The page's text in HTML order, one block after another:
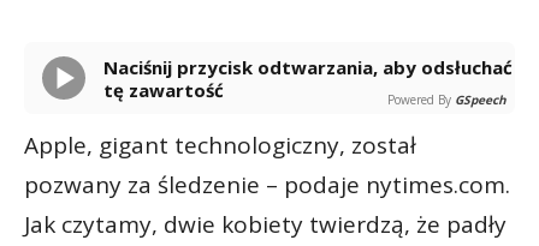
Naciśnij przycisk odtwarzania, aby odsłuchać
tę zawartość
Powered By GSpeech
Apple, gigant technologiczny, został
pozwany za śledzenie – podaje nytimes.com.
Jak czytamy, dwie kobiety twierdzą, że padły